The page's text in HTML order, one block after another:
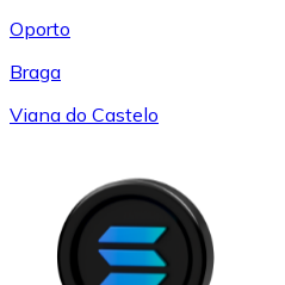
Oporto
Braga
Viana do Castelo